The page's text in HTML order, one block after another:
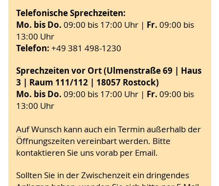
Telefonische Sprechzeiten:
Mo. bis Do. 09:00 bis 17:00 Uhr | Fr. 09:00 bis
13:00 Uhr
Telefon: +49 381 498-1230
Sprechzeiten vor Ort (Ulmenstraße 69 | Haus
3 | Raum 111/112 | 18057 Rostock)
Mo. bis Do. 09:00 bis 17:00 Uhr | Fr. 09:00 bis
13:00 Uhr
Auf Wunsch kann auch ein Termin außerhalb der
Öffnungszeiten vereinbart werden. Bitte
kontaktieren Sie uns vorab per Email.
Sollten Sie in der Zwischenzeit ein dringendes